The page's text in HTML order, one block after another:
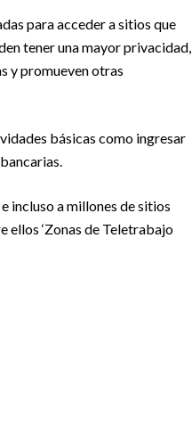
para acceder a sitios que
tener una mayor privacidad,
y promueven otras
básicas como ingresar
incluso a millones de sitios
ellos ‘Zonas de Teletrabajo